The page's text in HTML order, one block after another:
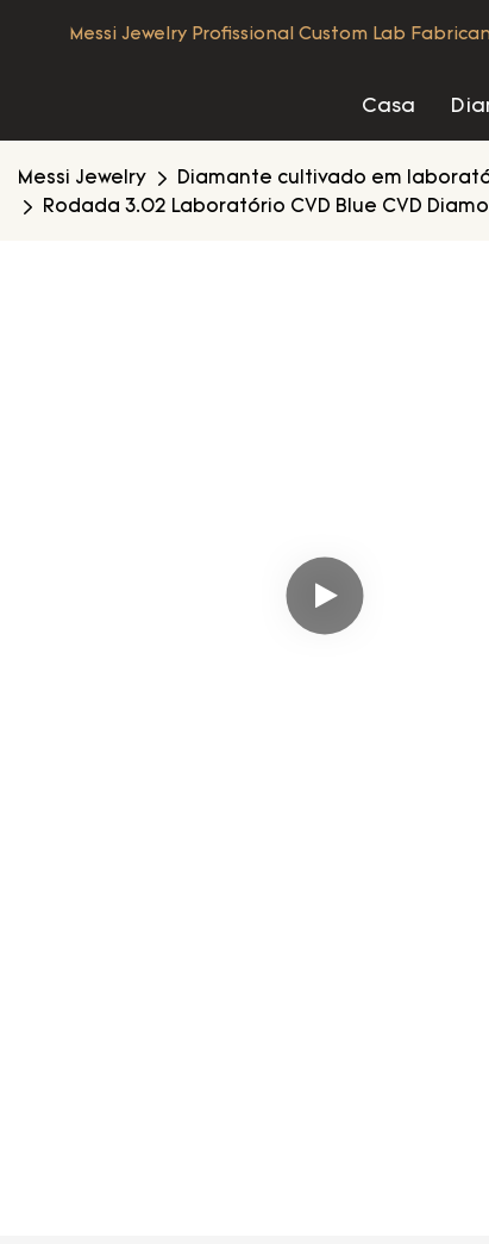
Messi Jewelry Profissional Custom Lab
Casa
Messi Jewelry Diamante cultivado em
Rodada 3.02 Laboratório CVD Blue CVD